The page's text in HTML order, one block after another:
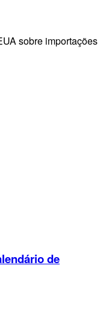
sobre importações
de